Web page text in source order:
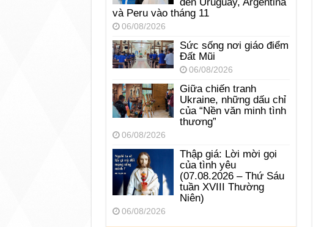
và Peru vào tháng 11
06/08/2026
Sức sống nơi giáo điểm
Đất Mũi
06/08/2026
Giữa chiến tranh
Ukraine, những dấu chỉ
của “Nền văn minh tình
thương”
06/08/2026
Thập giá: Lời mời gọi
của tình yêu
(07.08.2026 – Thứ Sáu
tuần XVIII Thường
Niên)
06/08/2026